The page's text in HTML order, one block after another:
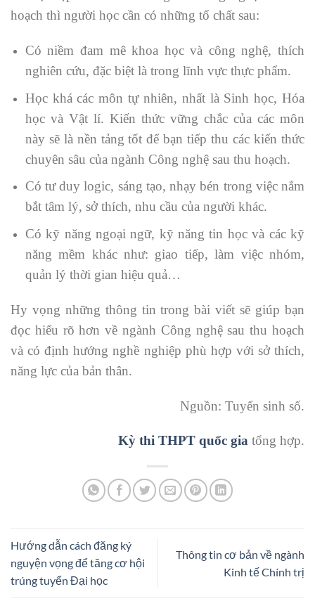
hoạch thì người học cần có những tố chất sau:
Có niềm đam mê khoa học và công nghệ, thích
nghiên cứu, đặc biệt là trong lĩnh vực thực phẩm.
Học khá các môn tự nhiên, nhất là Sinh học, Hóa
học và Vật lí. Kiến thức vững chắc của các môn
này sẽ là nền tảng tốt để bạn tiếp thu các kiến thức
chuyên sâu của ngành Công nghệ sau thu hoạch.
Có tư duy logic, sáng tạo, nhạy bén trong việc nắm
bắt tâm lý, sở thích, nhu cầu của người khác.
Có kỹ năng ngoại ngữ, kỹ năng tin học và các kỹ
năng mềm khác như: giao tiếp, làm việc nhóm,
quản lý thời gian hiệu quả…
Hy vọng những thông tin trong bài viết sẽ giúp bạn
đọc hiểu rõ hơn về ngành Công nghệ sau thu hoạch
và có định hướng nghề nghiệp phù hợp với sở thích,
năng lực của bản thân.
Nguồn: Tuyển sinh số.
Kỳ thi THPT quốc gia tổng hợp.
Hướng dẫn cách đăng ký
nguyện vọng để tăng cơ hội
trúng tuyển Đại học
Thông tin cơ bản về ngành
Kinh tế Chính trị